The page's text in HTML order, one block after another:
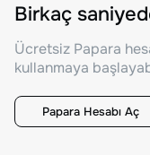
Birkaç
Ücretsiz Papara
kullanmaya
Papara Hesabı Aç